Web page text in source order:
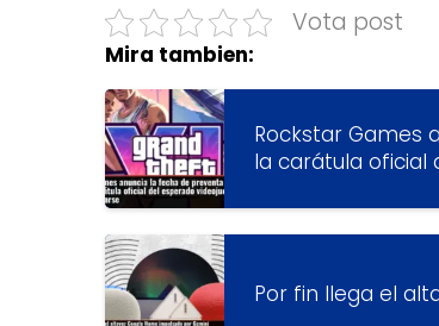
Vota post
Mira tambien:
Rockstar Games
la carátula oficial
Por fin llega el